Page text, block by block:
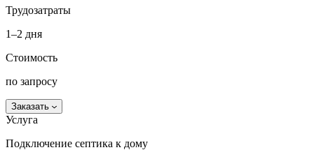
Трудозатраты
1–2 дня
Стоимость
по запросу
Заказать
Услуга
Подключение септика к дому